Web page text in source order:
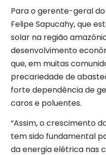
Para o gerente-geral
Felipe Sapucahy, que
solar na região
desenvolvimento
que, em muitas
precariedade de
forte dependência de
caros e poluentes.
“Assim, o crescimento
tem sido fundamental
da energia elétrica nas